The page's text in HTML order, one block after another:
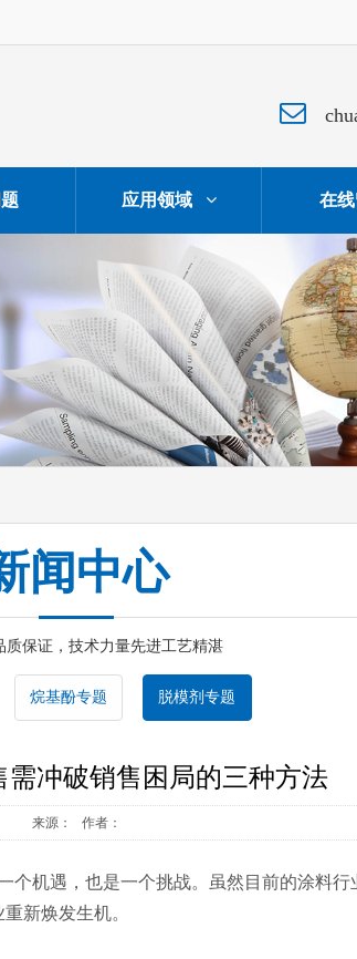
应用领域 在
闻中心
质保证，技术力量先进工艺精湛
烷基酚专题 脱模剂专题
需冲破销售困局的三种方法
来源： 作者：
机遇，也是一个挑战。虽然目前的涂料
新焕发生机。